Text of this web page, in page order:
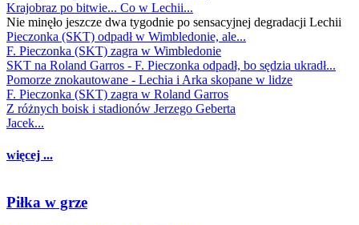
Krajobraz po bitwie... Co w Lechii...
Nie minęło jeszcze dwa tygodnie po sensacyjnej degradacji Lechii
Pieczonka (SKT) odpadł w Wimbledonie, ale...
F. Pieczonka (SKT) zagra w Wimbledonie
SKT na Roland Garros - F. Pieczonka odpadł, bo sędzia ukradł...
Pomorze znokautowane - Lechia i Arka skopane w lidze
F. Pieczonka (SKT) zagra w Roland Garros
Z różnych boisk i stadionów Jerzego Geberta
Jacek...
więcej ...
Piłka w grze